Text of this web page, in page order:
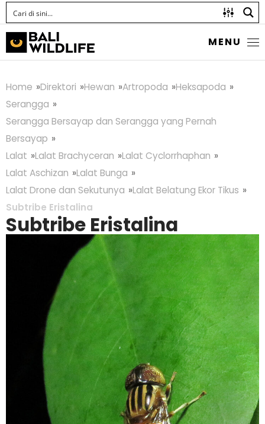
MENU
Home Direktori Hewan Artropoda
Heksapoda
Serangga
Serangga Bersayap dan Serangga yang Pernah
Bersayap
Lalat
Lalat Brachyceran
Lalat Cyclorrhaphan
Lalat Aschizan
Lalat Bunga
Lalat Drone dan Sekutunya
Lalat Belatung Ekor Tikus
Subtribe Eristalina
Subtribe Eristalina